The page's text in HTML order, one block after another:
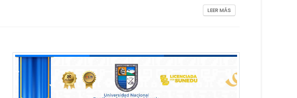
LEER MÁS